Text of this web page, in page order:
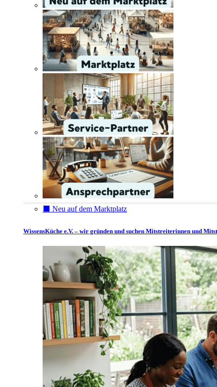
⬛️ Neu auf dem Marktplatz
WissensKüche e.V. – wir gründen und suchen Mitstreiterinnen und